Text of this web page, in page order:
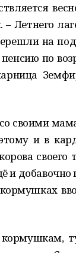
Летнего
на
по
своими
и в
своего
и добавочно
кормушкам,